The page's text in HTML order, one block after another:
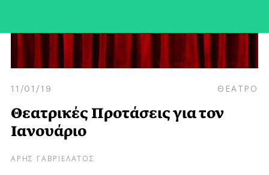
11/01/19 ΘΕΑΤΡΟ
Θεατρικές Προτάσεις για τον
Ιανουάριο
ΑΡΗΣ ΓΑΒΡΙΕΛΑΤΟΣ